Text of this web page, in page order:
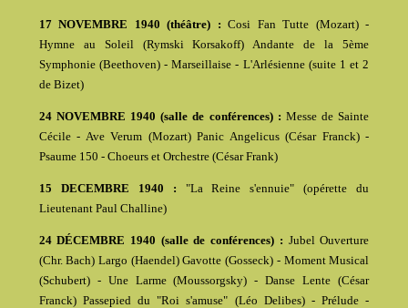
17 NOVEMBRE 1940 (théâtre) :Cosi Fan Tutte (Mozart) -
Hymne au Soleil (Rymski Korsakoff) Andante de la 5ème
Symphonie (Beethoven) - Marseillaise - L'Arlésienne (suite 1 et 2
de Bizet)
24 NOVEMBRE 1940 (salle de conférences) :Messe de Sainte
Cécile - Ave Verum (Mozart) Panic Angelicus (César Franck) -
Psaume 150 - Choeurs et Orchestre (César Frank)
15 DECEMBRE 1940 : "La Reine s'ennuie" (opérette du
Lieutenant Paul Challine)
24 DÉCEMBRE 1940 (salle de conférences) : Jubel Ouverture
(Chr. Bach) Largo (Haendel) Gavotte (Gosseck) - Moment Musical
(Schubert) - Une Larme (Moussorgsky) - Danse Lente (César
Franck) Passepied du "Roi s'amuse" (Léo Delibes) - Prélude -